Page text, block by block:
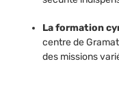
La formation
centre de
des missions